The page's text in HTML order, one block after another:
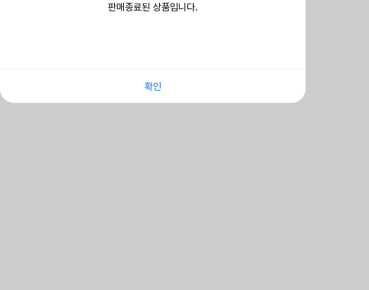
판매종료된 상품입니다.
확인